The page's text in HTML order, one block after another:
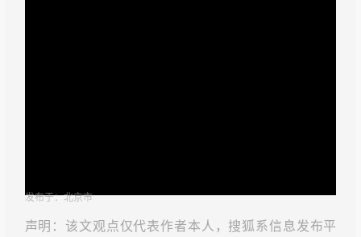
发布于：北京市
声明：该文观点仅代表作者本人，搜狐系信息发布平